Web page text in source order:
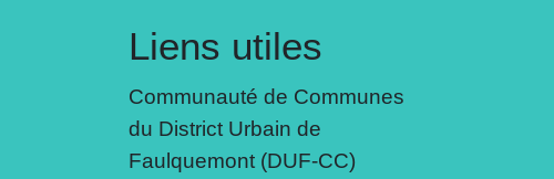
Liens utiles
Communauté de Communes
du District Urbain de
Faulquemont (DUF-CC)